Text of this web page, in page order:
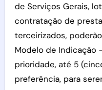
de Serviços Gerais,
contratação de
terceirizados,
Modelo de Indicação
prioridade, até 5
preferência, para